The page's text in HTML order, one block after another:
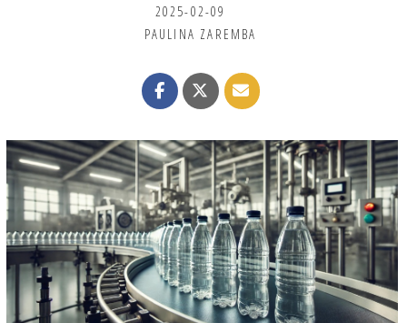
2025-02-09
PAULINA ZAREMBA